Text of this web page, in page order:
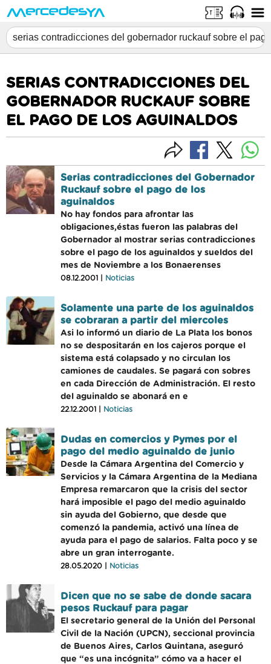
SERIAS CONTRADICCIONES DEL
GOBERNADOR RUCKAUF SOBRE
EL PAGO DE LOS AGUINALDOS
Serias contradicciones del Gobernador
Ruckauf sobre el pago de los
aguinaldos
No hay fondos para afrontar las
obligaciones,éstas fueron las palabras del
Gobernador al mostrar serias contradicciones
sobre el pago de los aguinaldos y sueldos del
mes de Noviembre a los Bonaerenses
08.12.2001 | Noticias
Solamente una parte de los aguinaldos
se cobraran a partir del miercoles
Asi lo informó un diario de La Plata los bonos
no se despositarán en los cajeros porque el
sistema está colapsado y no circulan los
camiones de caudales. Se pagará con sobres
en cada Dirección de Administración. El resto
del aguinaldo se abonará en e
22.12.2001 | Noticias
Dudas en comercios y Pymes por el
pago del medio aguinaldo de junio
Desde la Cámara Argentina del Comercio y
Servicios y la Cámara Argentina de la Mediana
Empresa remarcaron que la crisis del sector
hará imposible el pago del medio aguinaldo
sin ayuda del Gobierno, que desde que
comenzó la pandemia, activó una línea de
ayuda para el pago de salarios. Falta poco y se
abre un gran interrogante.
28.05.2020 | Noticias
Dicen que no se sabe de donde sacara
pesos Ruckauf para pagar
El secretario general de la Unión del Personal
Civil de la Nación (UPCN), seccional provincia
de Buenos Aires, Carlos Quintana, aseguró
que “es una incógnita” cómo va a hacer el